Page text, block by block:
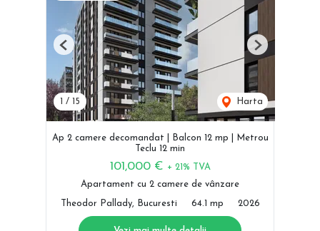
/ 15 Harta
Previous Next
Ap 2 camere decomandat | Balcon 12 mp | Metrou
Teclu 12 min
101,000 € + 21% TVA
Apartament cu 2 camere de vânzare
Theodor Pallady, Bucuresti 64.1 mp 2026